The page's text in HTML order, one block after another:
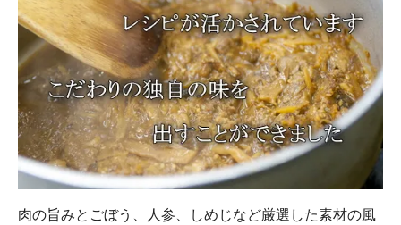
肉の旨みとごぼう、人参、しめじなど厳選した素材の風